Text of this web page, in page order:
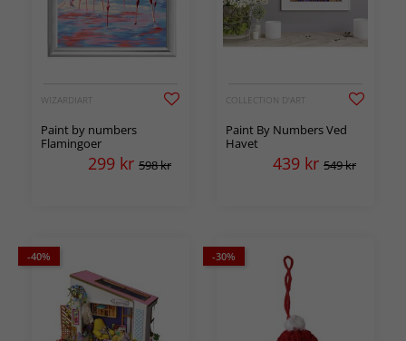
WIZARDIART
Paint by numbers
Flamingoer
299 kr 598 kr
COLLECTION D'ART
Paint By Numbers Ved
Havet
439 kr 549 kr
-40% -30%